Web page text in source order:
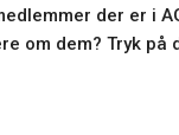
der er i
om dem? Tryk på